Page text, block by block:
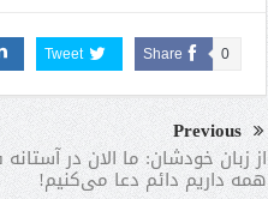
Share 0
Tweet
Previous
از زبان خودشان: ما الان در آستانه
همه داریم دائم دعا می‌کنیم!